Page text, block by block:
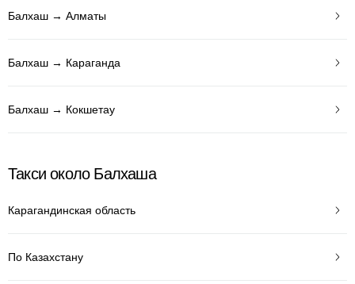
Балхаш → Алматы
Балхаш → Караганда
Балхаш → Кокшетау
Такси около Балхаша
Карагандинская область
По Казахстану